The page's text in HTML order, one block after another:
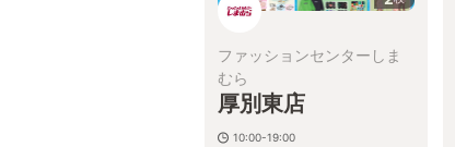
ファッションセンターしま
むら
厚別東店
10:00-19:00